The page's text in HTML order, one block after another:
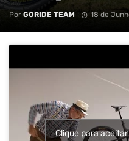
Por GORIDE TEAM 18 de
Clique para